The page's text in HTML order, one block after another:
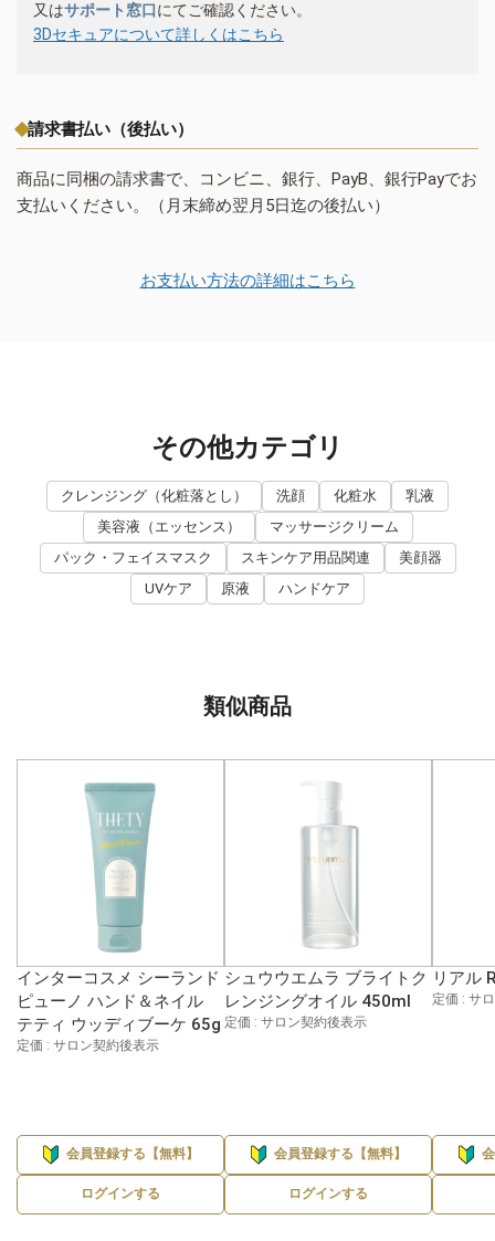
又はサポート窓口にてご確認ください。
3Dセキュアについて詳しくはこちら
請求書払い（後払い）
商品に同梱の請求書で、コンビニ、銀行、PayB、銀行Payでお
支払いください。（月末締め翌月5日迄の後払い）
お支払い方法の詳細はこちら
その他カテゴリ
クレンジング（化粧落とし） 洗顔 化粧水
乳液
美容液（エッセンス）
マッサージクリーム
パック・フェイスマスク
スキンケア用品関連
美顔器
UVケア
原液 ハンドケア
類似商品
インターコスメ シーランド
ピューノ ハンド＆ネイル
テティ ウッディブーケ 65g
定価 : サロン契約後表示
会員登録する【無料】
ログインする
シュウウエムラ ブライトク
レンジングオイル 450ml
定価 : サロン契約後表示
会員登録する【無料】
ログインする
リアル
定価 : サ